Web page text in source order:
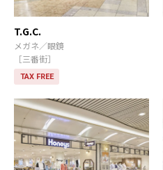
T.G.C.
メガネ／眼鏡
［三番街］
TAX FREE